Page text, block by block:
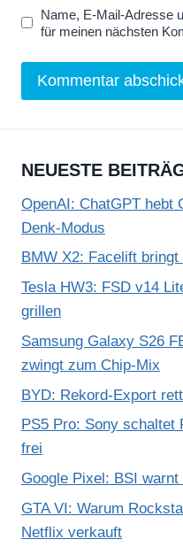
Name, E-Mail-Adresse
für meinen nächsten
NEUESTE
OpenAI: ChatGPT hebt
Denk-Modus
BMW X2: Facelift
Tesla HW3: FSD v14
grillen
Samsung Galaxy S26
zwingt zum Chip-Mix
BYD: Rekord-Export
PS5 Pro: Sony schaltet
frei
Google Pixel: BSI
GTA VI: Warum
Netflix verkauft